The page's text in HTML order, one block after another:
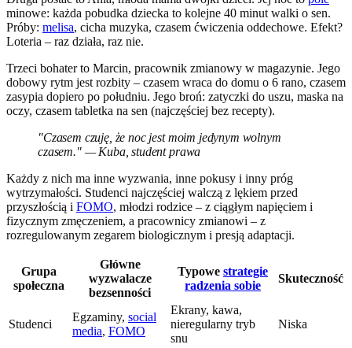
minowe: każda pobudka dziecka to kolejne 40 minut walki o sen.
Próby: melisa, cicha muzyka, czasem ćwiczenia oddechowe. Efekt?
Loteria – raz działa, raz nie.
Trzeci bohater to Marcin, pracownik zmianowy w magazynie. Jego
dobowy rytm jest rozbity – czasem wraca do domu o 6 rano, czasem
zasypia dopiero po południu. Jego broń: zatyczki do uszu, maska na
oczy, czasem tabletka na sen (najczęściej bez recepty).
"Czasem czuję, że noc jest moim jedynym wolnym
czasem." — Kuba, student prawa
Każdy z nich ma inne wyzwania, inne pokusy i inny próg
wytrzymałości. Studenci najczęściej walczą z lękiem przed
przyszłością i FOMO, młodzi rodzice – z ciągłym napięciem i
fizycznym zmęczeniem, a pracownicy zmianowi – z
rozregulowanym zegarem biologicznym i presją adaptacji.
Grupa
społeczna
Główne
wyzwalacze
bezsenności
Typowe strategie
radzenia sobie
Skuteczność
Studenci
Egzaminy, social
media, FOMO
Ekrany, kawa,
nieregularny tryb
snu
Niska